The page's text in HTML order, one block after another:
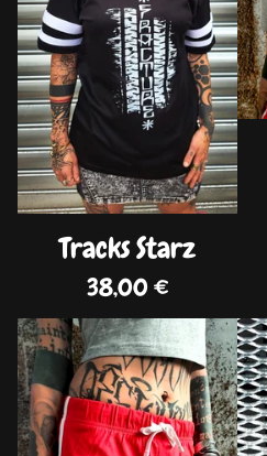
Tracks Starz
38,00€
DISPO